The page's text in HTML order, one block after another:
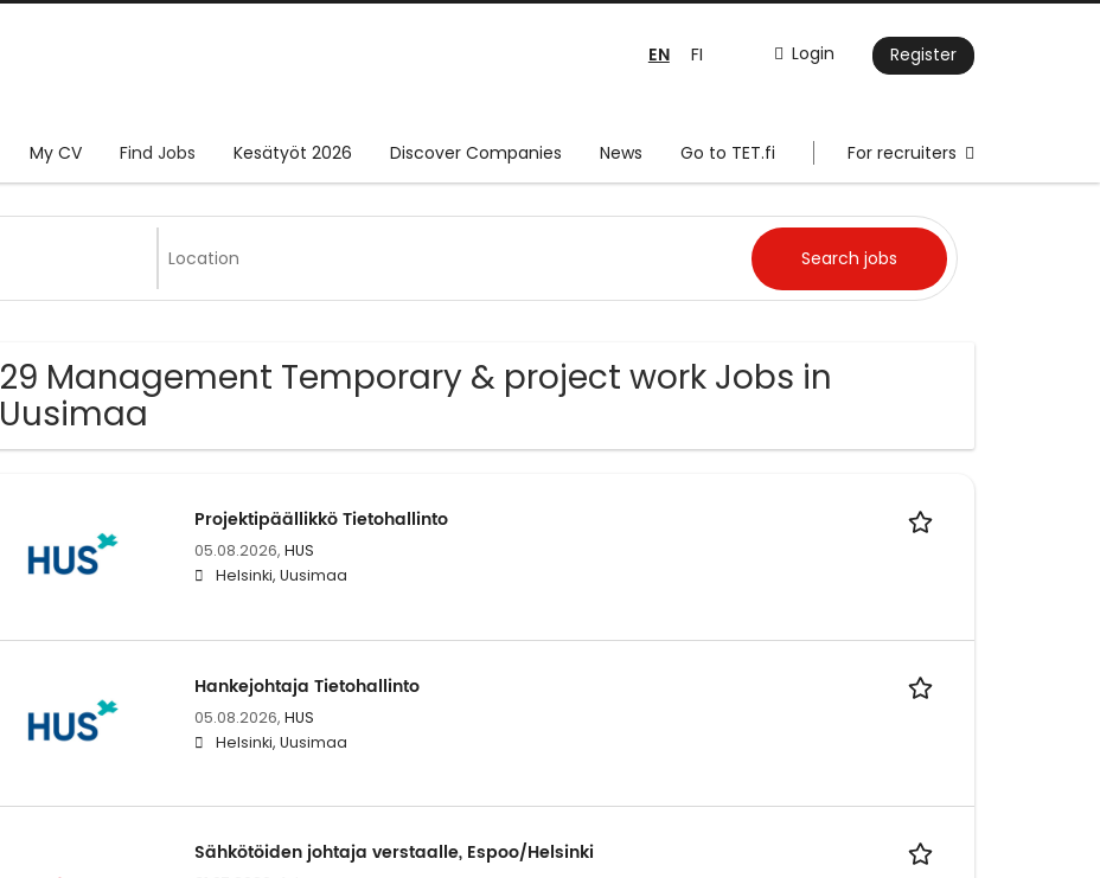
Login Register
EN FI
My CV Find Jobs Kesätyöt 2026 Discover Companies News Go to TET.fi For recruiters
29 Management Temporary & project work Jobs in
Uusimaa
Projektipäällikkö Tietohallinto
05.08.2026, HUS
Helsinki, Uusimaa
Hankejohtaja Tietohallinto
05.08.2026, HUS
Helsinki, Uusimaa
Sähkötöiden johtaja verstaalle, Espoo/Helsinki